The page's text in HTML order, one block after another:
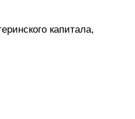
капитала,